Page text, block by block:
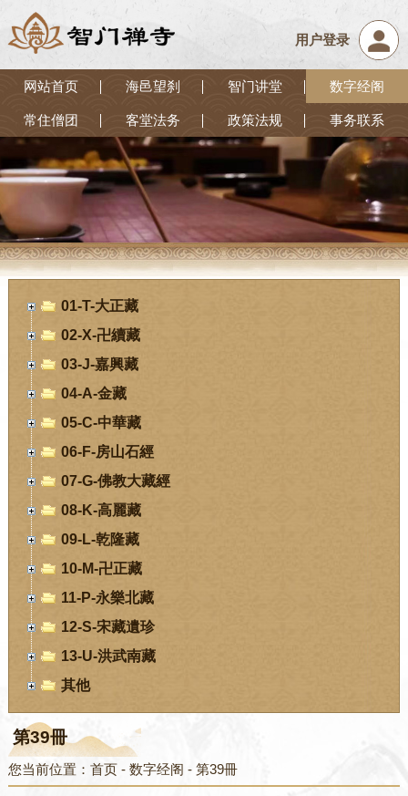
用户登录
网站首页 海邑望刹 智门讲堂 数字经阁
常住僧团 客堂法务 政策法规 事务联系
01-T-大正藏
02-X-卍續藏
03-J-嘉興藏
04-A-金藏
05-C-中華藏
06-F-房山石經
07-G-佛教大藏經
08-K-高麗藏
09-L-乾隆藏
10-M-卍正藏
11-P-永樂北藏
12-S-宋藏遺珍
13-U-洪武南藏
其他
第39冊
您当前位置： 首页- 数字经阁 - 第39冊